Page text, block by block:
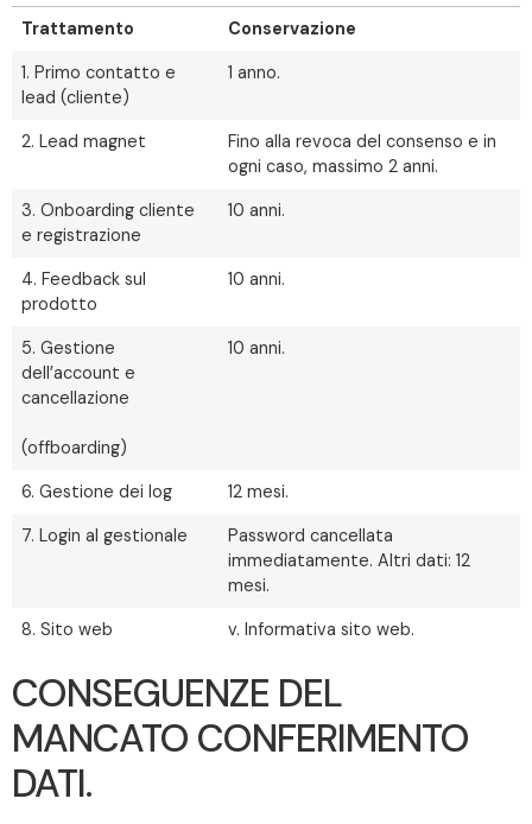
Trattamento Conservazione
1. Primo contatto e
lead (cliente)
1 anno.
2. Lead magnet
Fino alla revoca del consenso e in
ogni caso, massimo 2 anni.
3. Onboarding cliente
e registrazione
10 anni.
4. Feedback sul
prodotto
10 anni.
5. Gestione
dell’account e
cancellazione
(offboarding)
10 anni.
6. Gestione dei log 12 mesi.
7. Login al gestionale
Password cancellata
immediatamente. Altri dati: 12
mesi.
8. Sito web v. Informativa sito web.
CONSEGUENZE DEL
MANCATO CONFERIMENTO
DATI.